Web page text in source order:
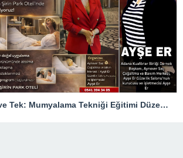
Adana’da Bir İlk ve Tek: Mumyalama Tekniği Eğitimi Düzenleniyor